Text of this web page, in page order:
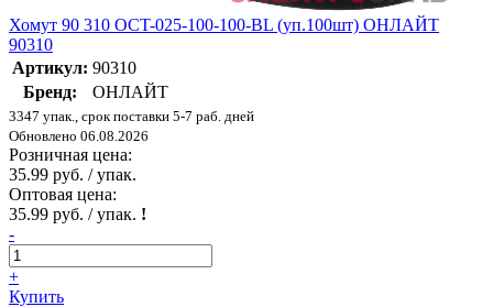
Хомут 90 310 OCT-025-100-100-BL (уп.100шт) ОНЛАЙТ
90310
Артикул: 90310
Бренд:
ОНЛАЙТ
3347 упак., срок поставки 5-7 раб. дней
Обновлено 06.08.2026
Розничная цена:
35.99 руб. / упак.
Оптовая цена:
35.99 руб. / упак. !
-
+
Купить